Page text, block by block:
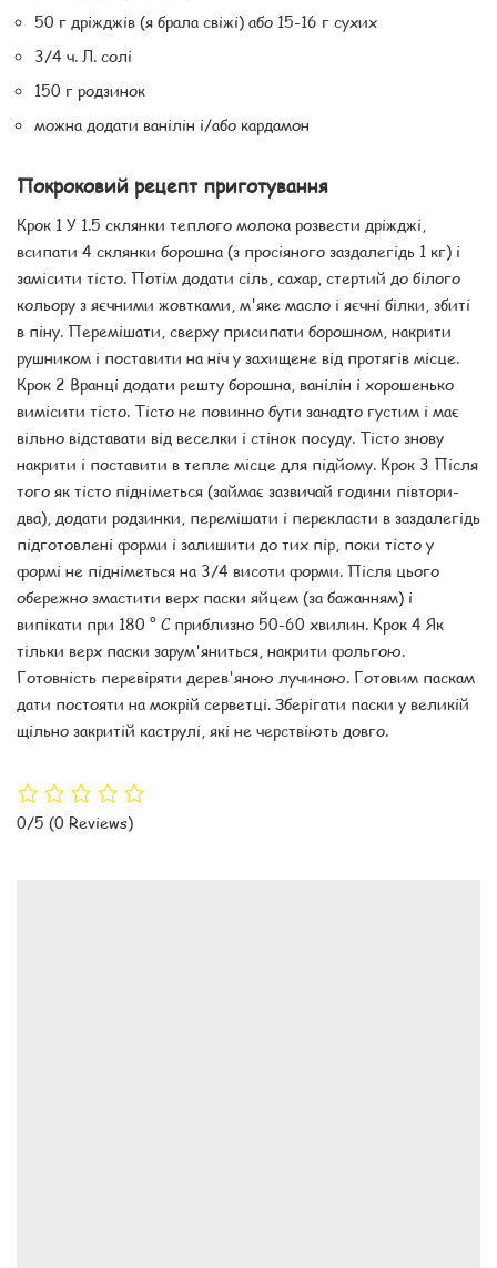
50 г дріжджів (я брала свіжі) або 15-16 г сухих
3/4 ч. Л. солі
150 г родзинок
можна додати ванілін і/або кардамон
Покроковий рецепт приготування
Крок 1 У 1.5 склянки теплого молока розвести дріжджі,
всипати 4 склянки борошна (з просіяного заздалегідь 1 кг) і
замісити тісто. Потім додати сіль, саxар, стертий до білого
кольору з яєчними жовтками, м'яке масло і яєчні білки, збиті
в піну. Перемішати, сверxу присипати борошном, накрити
рушником і поставити на ніч у захищене від протягів місце.
Крок 2 Вранці додати решту борошна, ванілін і xорошенько
вимісити тісто. Тісто не повинно бути занадто густим і має
вільно відставати від веселки і стінок посуду. Тісто знову
накрити і поставити в тепле місце для підйому. Крок 3 Після
того як тісто підніметься (займає зазвичай години півтори-
два), додати родзинки, перемішати і перекласти в заздалегідь
підготовлені форми і залишити до тих пір, поки тісто у
формі не підніметься на 3/4 висоти форми. Після цього
обережно змастити верх паски яйцем (за бажанням) і
випікати при 180 ° С приблизно 50-60 хвилин. Крок 4 Як
тільки верx паски зарум'яниться, накрити фольгою.
Готовність перевіряти дерев'яною лучиною. Готовим паскам
дати постояти на мокрій серветці. Зберігати паски у великій
щільно закритій каструлі, які не черствіють довго.
0/5 (0 Reviews)